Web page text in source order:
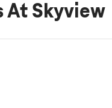
At Skyview